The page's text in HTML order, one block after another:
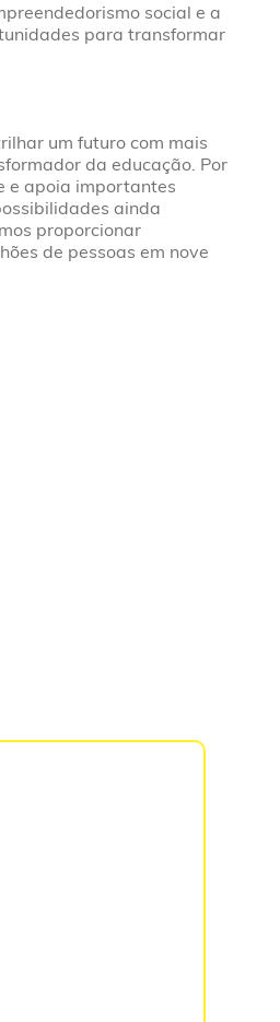
social e a
para transformar
um futuro com mais
da educação. Por
e apoia importantes
ainda
proporcionar
de pessoas em nove